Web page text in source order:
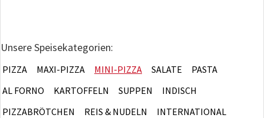
Unsere Speisekategorien:
PIZZA MAXI-PIZZA MINI-PIZZA SALATE
PASTA
AL FORNO
KARTOFFELN SUPPEN
INDISCH
PIZZABRÖTCHEN
REIS & NUDELN
INTERNATIONAL